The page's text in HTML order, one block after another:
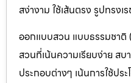
สง่างาม ใช้เส้นตรง รูปทรง
ออกแบบสวน แบบธรรมชา
สวนที่เน้นความเรียบง่าย ส
ประกอบต่างๆ เน้นการใช้ปร